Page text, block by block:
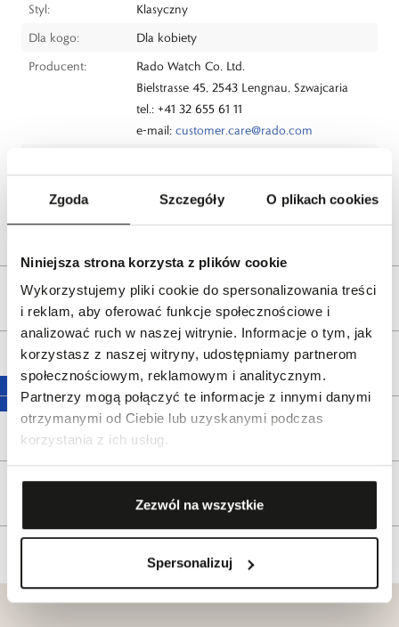
Zgoda Szczegóły O plikach cookies
Niniejsza strona korzysta z plików cookie
Wykorzystujemy pliki cookie do spersonalizowania treści
i reklam, aby oferować funkcje społecznościowe i
analizować ruch w naszej witrynie. Informacje o tym, jak
korzystasz z naszej witryny, udostępniamy partnerom
społecznościowym, reklamowym i analitycznym.
Partnerzy mogą połączyć te informacje z innymi danymi
otrzymanymi od Ciebie lub uzyskanymi podczas
korzystania z ich usług.
Zezwól na wszystkie
Spersonalizuj
Styl:
Klasyczny
Dla kogo:
Dla kobiety
Producent:
Rado Watch Co. Ltd.
Bielstrasse 45, 2543 Lengnau, Szwajcaria
tel.: +41 32 655 61 11
e-mail: customer.care@rado.com
ul. Pilotów 10, 31-462 Kraków
e-mail:gspr@wkruk.pl
Bezpieczeństwo:
Informacje o bezpieczeństwie
Opis produktu
Wysyłka
Reklamacje i zwroty